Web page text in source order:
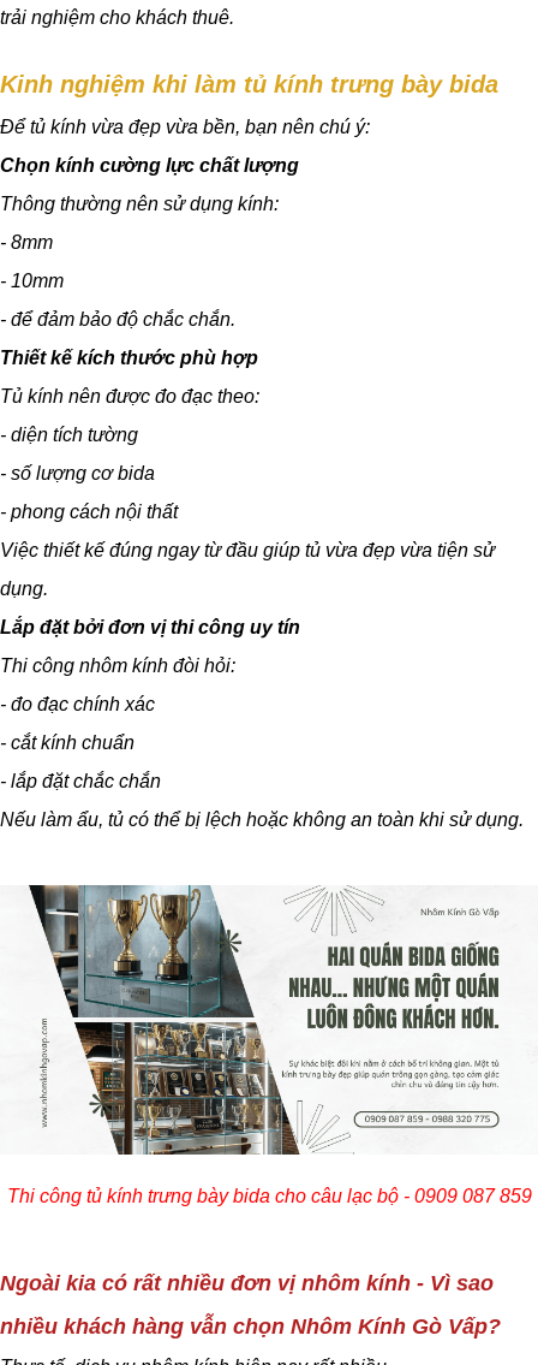
trải nghiệm cho khách thuê.
Kinh nghiệm khi làm tủ kính trưng bày bida
Để tủ kính vừa đẹp vừa bền, bạn nên chú ý:
Chọn kính cường lực chất lượng
Thông thường nên sử dụng kính:
- 8mm
- 10mm
- để đảm bảo độ chắc chắn.
Thiết kế kích thước phù hợp
Tủ kính nên được đo đạc theo:
- diện tích tường
- số lượng cơ bida
- phong cách nội thất
Việc thiết kế đúng ngay từ đầu giúp tủ vừa đẹp vừa tiện sử
dụng.
Lắp đặt bởi đơn vị thi công uy tín
Thi công nhôm kính đòi hỏi:
- đo đạc chính xác
- cắt kính chuẩn
- lắp đặt chắc chắn
Nếu làm ẩu, tủ có thể bị lệch hoặc không an toàn khi sử dụng.
Thi công tủ kính trưng bày bida cho câu lạc bộ - 0909 087 859
Ngoài kia có rất nhiều đơn vị nhôm kính - Vì sao
nhiều khách hàng vẫn chọn Nhôm Kính Gò Vấp?